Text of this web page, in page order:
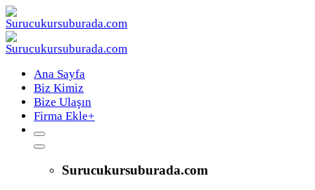
Ana Sayfa
Biz Kimiz
Bize Ulaşın
Firma Ekle+
Surucukursuburada.com